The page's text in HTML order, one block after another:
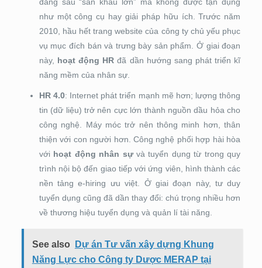
như một công cụ hay giải pháp hữu ích. Trước năm
2010, hầu hết trang website của công ty chủ yếu phục
vụ mục đích bán và trưng bày sản phẩm. Ở giai đoạn
này, hoạt động HR đã dần hướng sang phát triển kĩ
năng mềm của nhân sự.
HR 4.0: Internet phát triển mạnh mẽ hơn; lượng thông
tin (dữ liệu) trở nên cực lớn thành nguồn dầu hỏa cho
công nghệ. Máy móc trở nên thông minh hơn, thân
thiện với con người hơn. Công nghệ phối hợp hài hòa
với hoạt động nhân sựvà tuyển dụng từ trong quy
trình nội bộ đến giao tiếp với ứng viên, hình thành các
nền tảng e-hiring ưu việt. Ở giai đoạn này, tư duy
tuyển dụng cũng đã dần thay đổi: chú trọng nhiều hơn
về thương hiệu tuyển dụng và quản lí tài năng.
See also
Dự án Tư vấn xây dựng Khung
Năng Lực cho Công ty Dược MERAP tại